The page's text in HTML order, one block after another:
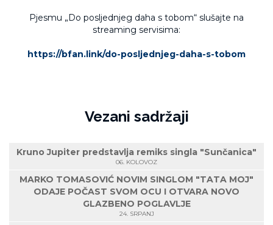
Pjesmu „Do posljednjeg daha s tobom“ slušajte na
streaming servisima:
https://bfan.link/do-posljednjeg-daha-s-tobom
Vezani sadržaji
Kruno Jupiter predstavlja remiks singla "Sunčanica"
06. KOLOVOZ
MARKO TOMASOVIĆ NOVIM SINGLOM "TATA MOJ"
ODAJE POČAST SVOM OCU I OTVARA NOVO
GLAZBENO POGLAVLJE
24. SRPANJ